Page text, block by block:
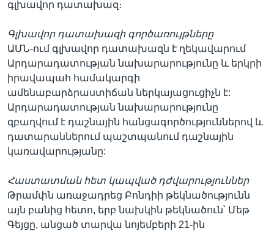
գլխավոր դատախազ։
Գլխավոր դատախազի գործառույթները
ԱՄՆ-ում գլխավոր դատախազն է ղեկավարում
Արդարադատության նախարարությունը և երկրի
իրավապահ համակարգի
ամենաբարձրաստիճան ներկայացուցիչն է:
Արդարադատության նախարարությունը
զբաղվում է դաշնային հանցագործություններով և
դատարաններում պաշտպանում դաշնային
կառավարությանը:
Հաստատման հետ կապված դժվարություններ
Թրամփն առաջադրեց Բոնդիի թեկնածությունն
այն բանից հետո, երբ նախկին թեկնածուն՝ Մեթ
Գեյցը, անցած տարվա նոյեմբերի 21-ին